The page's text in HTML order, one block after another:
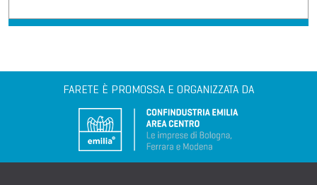
FARETE È PROMOSSA E ORGANIZZATA DA